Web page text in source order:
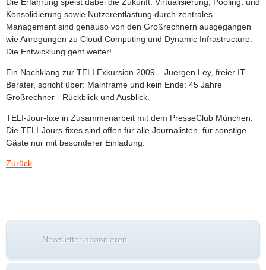
Die Erfahrung speist dabei die Zukunft. Virtualisierung, Pooling, und
Konsolidierung sowie Nutzerentlastung durch zentrales
Management sind genauso von den Großrechnern ausgegangen
wie Anregungen zu Cloud Computing und Dynamic Infrastructure.
Die Entwicklung geht weiter!
Ein Nachklang zur TELI Exkursion 2009 – Juergen Ley, freier IT-
Berater, spricht über: Mainframe und kein Ende: 45 Jahre
Großrechner - Rückblick und Ausblick.
TELI-Jour-fixe in Zusammenarbeit mit dem PresseClub München.
Die TELI-Jours-fixes sind offen für alle Journalisten, für sonstige
Gäste nur mit besonderer Einladung.
Zurück
Newsletter abonnieren